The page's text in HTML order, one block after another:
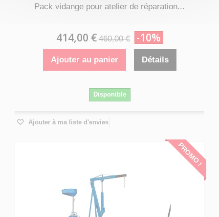
Pack vidange pour atelier de réparation...
414,00 € 460,00 € -10%
Ajouter au panier Détails
Disponible
Ajouter à ma liste d'envies
PROMO !